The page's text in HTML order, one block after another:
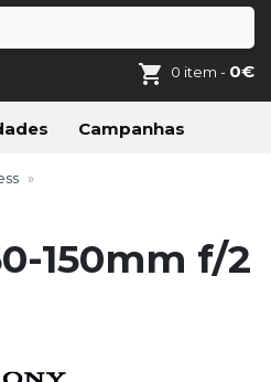
0 item - 0€
Campanhas
150mm f/2